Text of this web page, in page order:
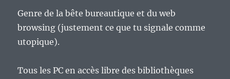
Genre de la bête bureautique et du web
browsing (justement ce que tu signale comme
utopique).
Tous les PC en accès libre des bibliothèques